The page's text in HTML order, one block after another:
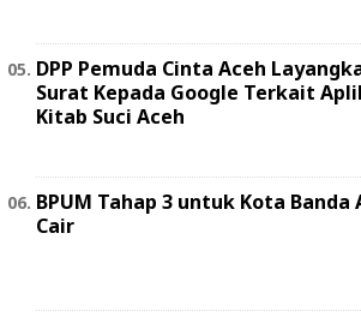
DPP Pemuda Cinta Aceh
Surat Kepada Google Terkait
Kitab Suci Aceh
BPUM Tahap 3 untuk Kota Banda
Cair